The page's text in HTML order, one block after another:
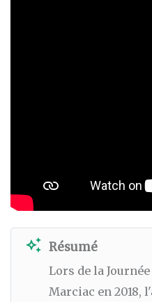
auto_awesome Résumé
Lors de la
Marciac en 2018,